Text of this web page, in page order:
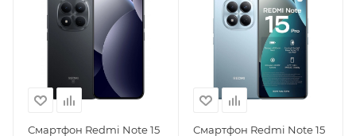
Смартфон Redmi Note 15
Смартфон Redmi Note 15